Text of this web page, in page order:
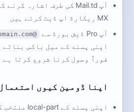
MX ریکارڈ اپ ڈیٹ کرتے ہیں
آپ Pro ڈیش بورڈ سے
@yourdomain.com
اپنی پسند کے میل باکس
فوراً وصول کرنا شروع کرتا ہے
اپنا ڈومین کیوں
اپنی پسند کے local-part منتخب کریں —